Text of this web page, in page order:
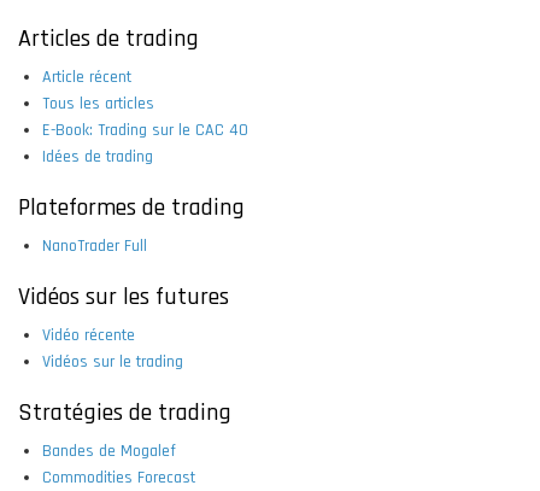
Articles de trading
Article récent
Tous les articles
E-Book: Trading sur le CAC 40
Idées de trading
Plateformes de trading
NanoTrader Full
Vidéos sur les futures
Vidéo récente
Vidéos sur le trading
Stratégies de trading
Bandes de Mogalef
Commodities Forecast